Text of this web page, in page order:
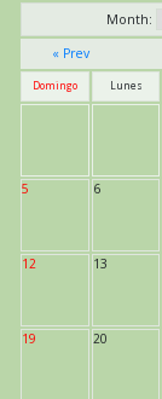
Month:
« Prev
Domingo Lunes
5 6
12 13
19 20